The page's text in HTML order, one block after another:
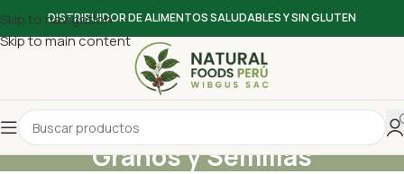
Skip to navigation
Skip to main content
DISTRIBUIDOR DE ALIMENTOS SALUDABLES Y SIN GLUTEN
Granos y Semillas